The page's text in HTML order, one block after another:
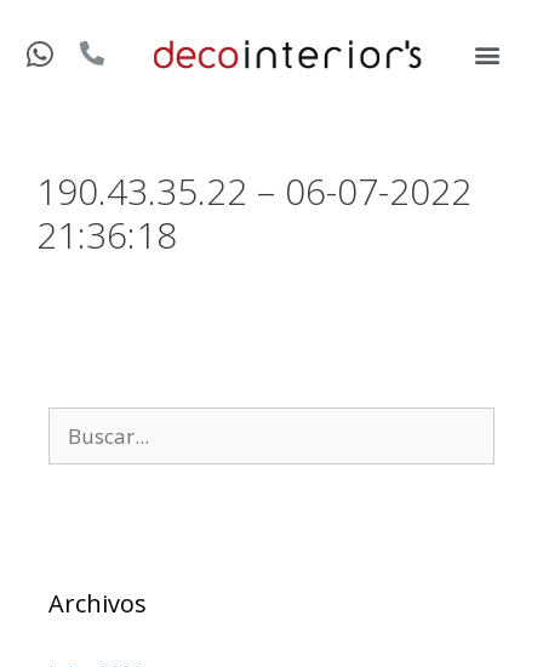
190.43.35.22 – 06-07-2022
21:36:18
Archivos